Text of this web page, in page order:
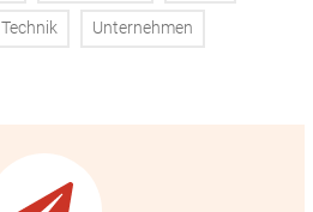
Technik Unternehmen